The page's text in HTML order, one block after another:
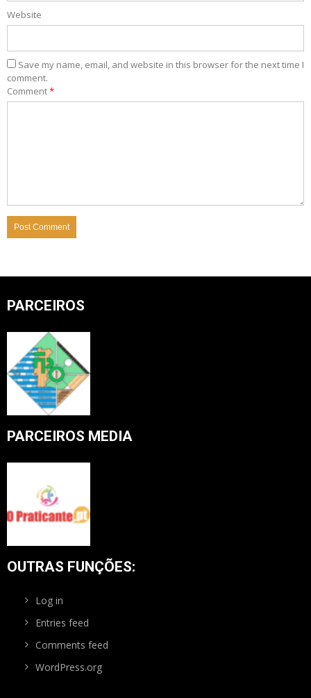
Website
Save my name, email, and website in this browser for the next time I
comment.
Comment*
PARCEIROS
PARCEIROS MEDIA
OUTRAS FUNÇÕES:
Log in
Entries feed
Comments feed
WordPress.org